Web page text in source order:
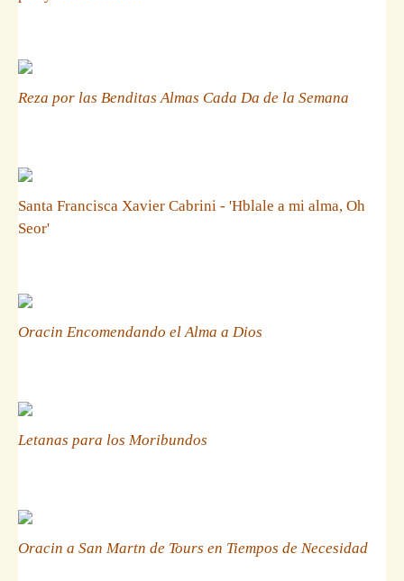
Reza por las Benditas Almas Cada Da de la Semana
Santa Francisca Xavier Cabrini - 'Hblale a mi alma, Oh
Seor'
Oracin Encomendando el Alma a Dios
Letanas para los Moribundos
Oracin a San Martn de Tours en Tiempos de Necesidad